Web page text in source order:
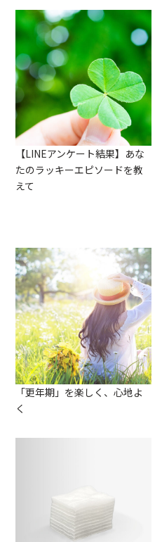
【LINEアンケート結果】あな
たのラッキーエピソードを教
えて
「更年期」を楽しく、心地よ
く